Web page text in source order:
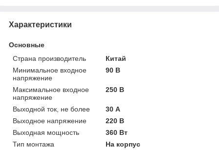
Характеристики
Основные
Страна производитель
Китай
Минимальное входное
напряжение
90 В
Максимальное входное
напряжение
250 В
Выходной ток, не более
30 А
Выходное напряжение
220 В
Выходная мощность
360 Вт
Тип монтажа
На корпус